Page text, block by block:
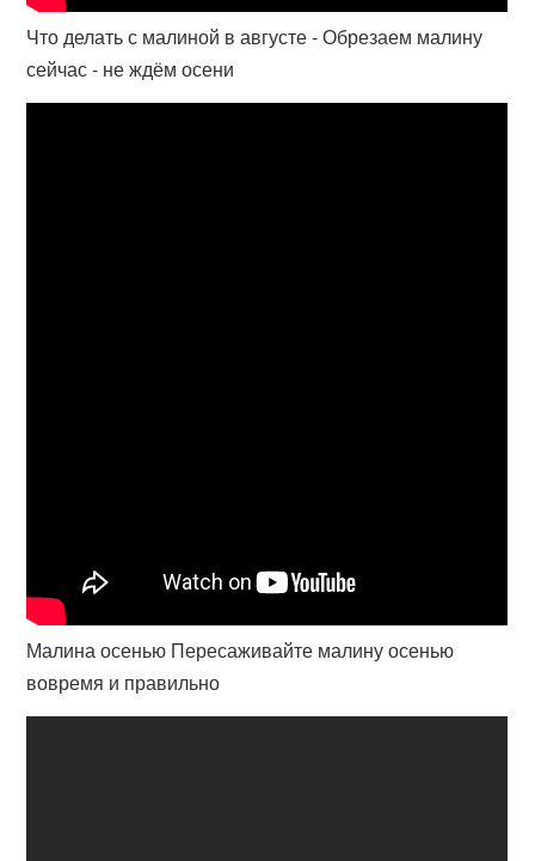
Что делать с малиной в августе - Обрезаем малину
сейчас - не ждём осени
Малина осенью Пересаживайте малину осенью
вовремя и правильно